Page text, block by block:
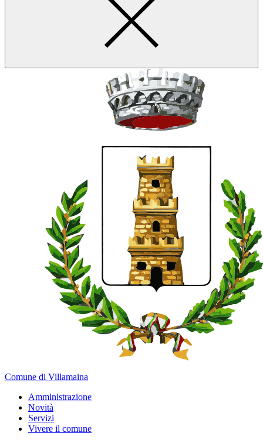
Comune di Villamaina
Amministrazione
Novità
Servizi
Vivere il comune